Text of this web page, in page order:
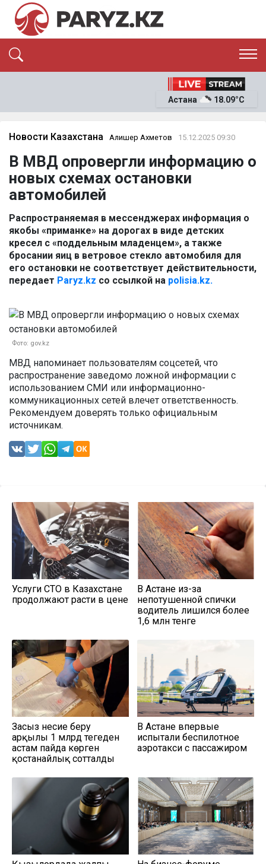
ЭКОНОМИКА
ОҚИҒА
News
Астана 18.09°C
Новости Казахстана Алишер Ахметов 15.12.2025 09:30
В МВД опровергли информацию о
новых схемах остановки
автомобилей
Распространяемая в мессенджерах информация о
якобы «приманке» на дорогах в виде детских
кресел с «поддельным младенцем», а также
бросании яиц в ветровое стекло автомобиля для
его остановки не соответствует действительности,
передает Paryz.kz со ссылкой на polisia.kz.
Фото: gov.kz
МВД напоминает пользователям соцсетей, что
распространение заведомо ложной информации с
использованием СМИ или информационно-
коммуникационных сетей влечет ответственность.
Рекомендуем доверять только официальным
источникам.
Услуги СТО в Казахстане
продолжают расти в цене
В Астане из-за
непотушенной спички
водитель лишился более
1,6 млн тенге
Заңсыз несие беру
арқылы 1 млрд теңгеден
астам пайда көрген
қостанайлық сотталды
В Астане впервые
испытали беспилотное
аэротакси с пассажиром